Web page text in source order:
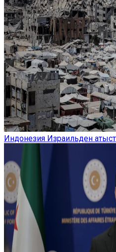
Индонезия Израильден